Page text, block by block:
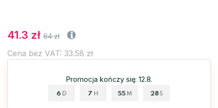
41.3 zł 64 zł
Cena bez VAT: 33.58 zł
Promocja kończy się: 12.8.
6 D 7 H 55 M 27S